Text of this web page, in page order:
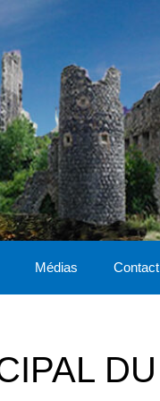
Médias Contact
DU